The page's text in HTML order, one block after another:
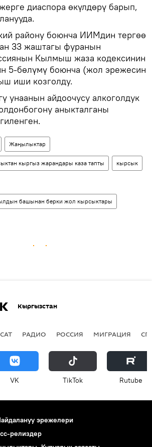
диаспора өкүлдөрү барып,
району боюнча ИИМдин тергөө
33 жаштагы фуранын
Кылмыш жаза кодексинин
5-бөлүмү боюнча (жол эрежесин
иши козголду.
унаанын айдоочусу алкоголдук
аныкталганы
Жаңылыктар
кыргыз жарандары каза тапты кырсык
башынан берки жол кырсыктары
Кыргызстан
РАДИО РОССИЯ МИГРАЦИЯ
VK ТikТоk Rutube
эрежелери
релиздер